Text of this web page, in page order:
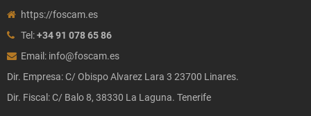
https://foscam.es
Tel:+34 91 078 65 86
Email: info@foscam.es
Dir. Empresa: C/ Obispo Alvarez Lara 3 23700 Linares.
Dir. Fiscal: C/ Balo 8, 38330 La Laguna. Tenerife